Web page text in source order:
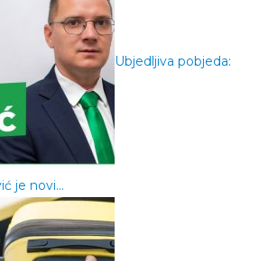
Ubjedljiva pobjeda:
je novi…